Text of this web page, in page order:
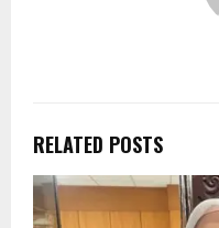
RELATED POSTS